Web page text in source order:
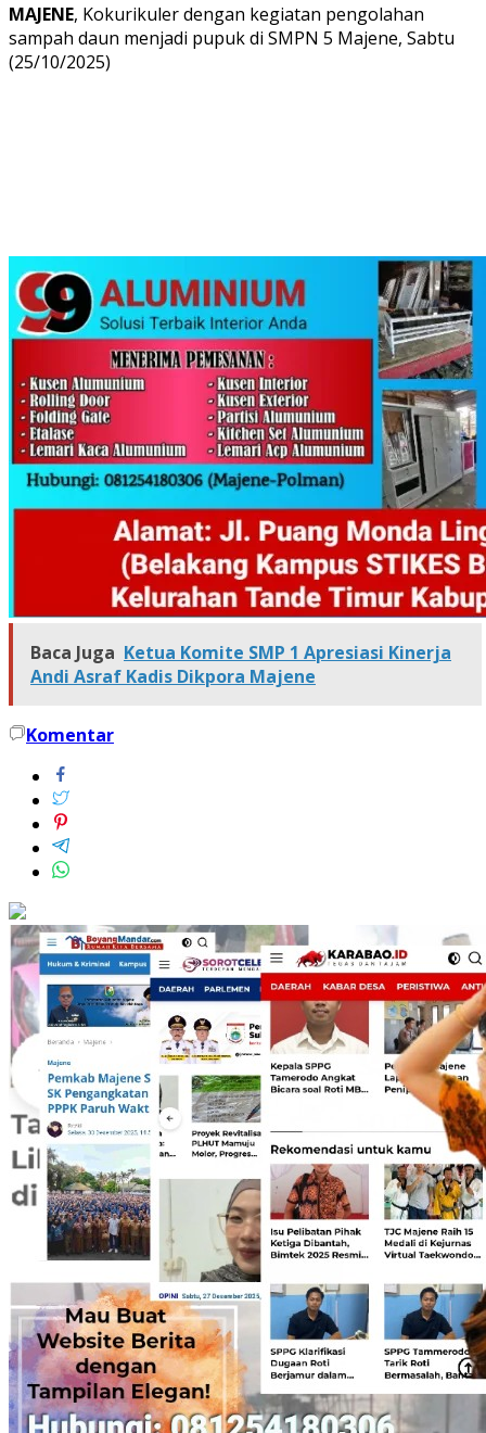
MAJENE, Kokurikuler dengan kegiatan pengolahan
sampah daun menjadi pupuk di SMPN 5 Majene, Sabtu
(25/10/2025)
Baca Juga Ketua Komite SMP 1 Apresiasi Kinerja
Andi Asraf Kadis Dikpora Majene
Komentar